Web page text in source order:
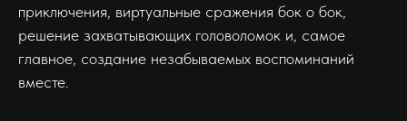
приключения, виртуальные сражения бок о бок,
решение захватывающих головоломок и, самое
главное, создание незабываемых воспоминаний
вместе.